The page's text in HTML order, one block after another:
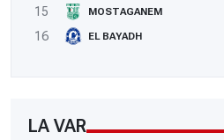
15
MOSTAGANEM
16
EL BAYADH
LA VAR